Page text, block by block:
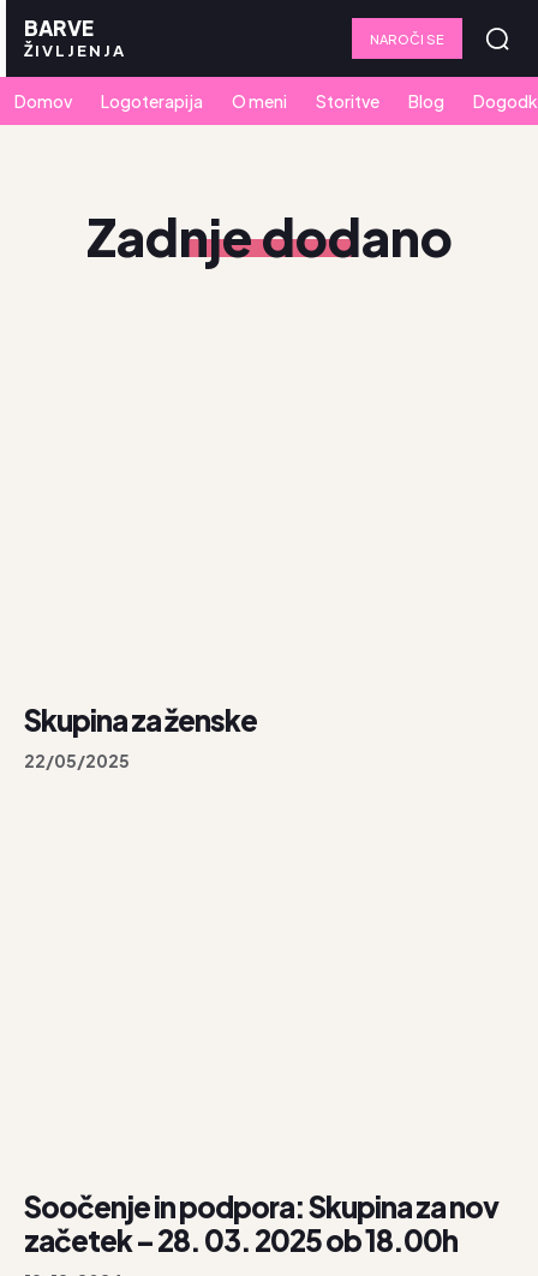
BARVE
ŽIVLJENJA
NAROČI SE
Domov Logoterapija O meni Storitve Blog
Zadnje dodano
Skupina za ženske
22/05/2025
Soočenje in podpora: Skupina za nov
začetek – 28. 03. 2025 ob 18.00h